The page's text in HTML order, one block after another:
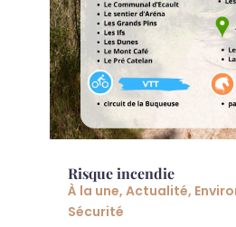
Risque incendie
À la une, Actualité,
Sécurité